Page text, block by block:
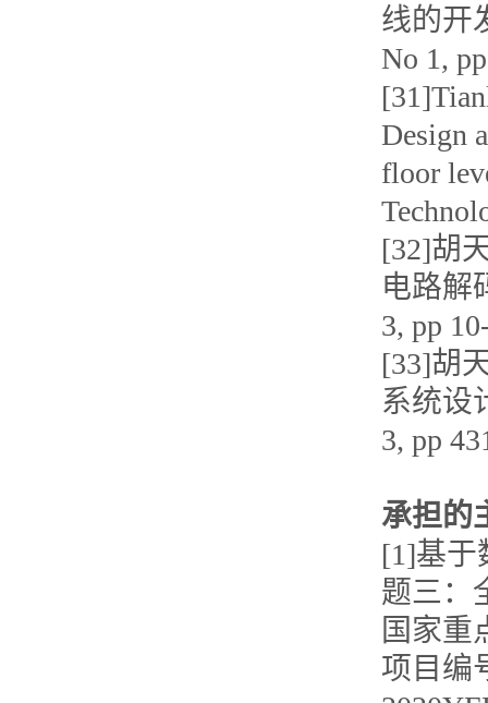
线的开
No 1,
Design
floor
[32]胡
电路解
3, pp
[33]胡
系统设
3, pp
承担的
[1]基于
题三：
国家重
项目编